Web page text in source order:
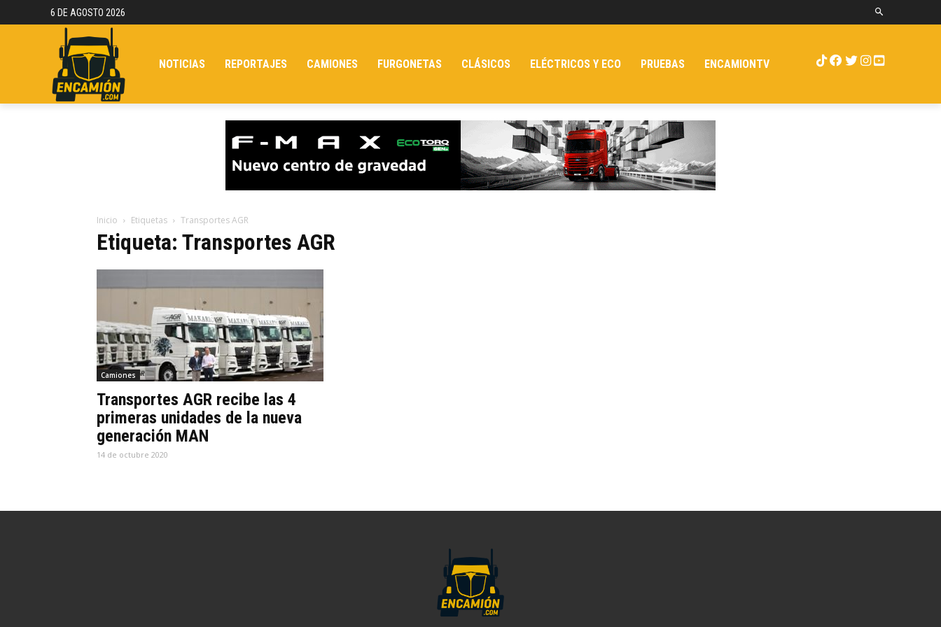
6 DE AGOSTO 2026
NOTICIAS REPORTAJES CAMIONES FURGONETAS CLÁSICOS ELÉCTRICOS Y ECO PRUEBAS ENCAMIONTV
Inicio Etiquetas Transportes AGR
Etiqueta: Transportes AGR
Camiones
Transportes AGR recibe las 4
primeras unidades de la nueva
generación MAN
14 de octubre 2020